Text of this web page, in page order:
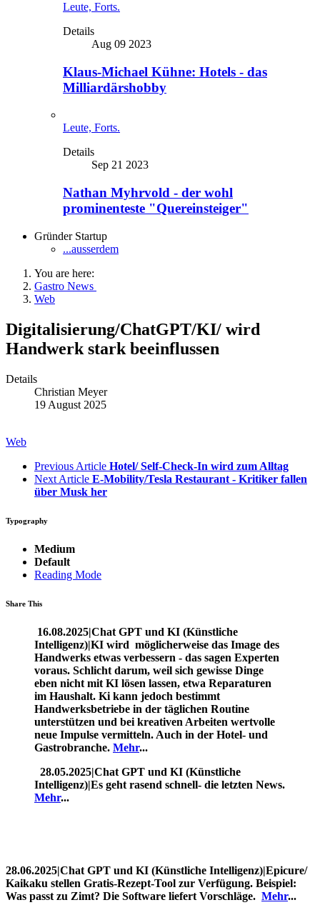
Leute, Forts.
Details
Aug 09 2023
Klaus-Michael Kühne: Hotels - das
Milliardärshobby
Leute, Forts.
Details
Sep 21 2023
Nathan Myhrvold - der wohl
prominenteste "Quereinsteiger"
Gründer Startup
...ausserdem
You are here:
Gastro News
Web
Digitalisierung/ChatGPT/KI/ wird
Handwerk stark beeinflussen
Details
Christian Meyer
19 August 2025
Web
Previous Article Hotel/ Self-Check-In wird zum Alltag
Next Article E-Mobility/Tesla Restaurant - Kritiker fallen
über Musk her
Typography
Medium
Default
Reading Mode
Share This
16.08.2025|Chat GPT und KI (Künstliche
Intelligenz)|KI wird möglicherweise das Image des
Handwerks etwas verbessern - das sagen Experten
voraus. Schlicht darum, weil sich gewisse Dinge
eben nicht mit KI lösen lassen, etwa Reparaturen
im Haushalt. Ki kann jedoch bestimmt
Handwerksbetriebe in der täglichen Routine
unterstützen und bei kreativen Arbeiten wertvolle
neue Impulse vermitteln. Auch in der Hotel- und
Gastrobranche. Mehr...
28.05.2025|Chat GPT und KI (Künstliche
Intelligenz)|Es geht rasend schnell- die letzten News.
Mehr...
28.06.2025|Chat GPT und KI (Künstliche Intelligenz)|Epicure/
Kaikaku stellen Gratis-Rezept-Tool zur Verfügung. Beispiel:
Was passt zu Zimt? Die Software liefert Vorschläge. Mehr...